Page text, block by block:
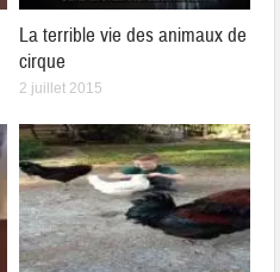
La terrible vie des animaux de
cirque
2 juillet 2015